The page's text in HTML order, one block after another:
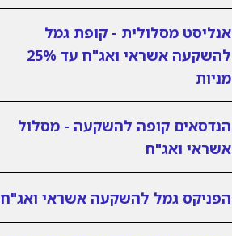
אנליסט מסלולית - קופת גמל
להשקעה אשראי ואג"ח עד 25%
מניות
הנדסאים קופה להשקעה - מסלול
אשראי ואג"ח
הפניקס גמל להשקעה אשראי ואג"ח